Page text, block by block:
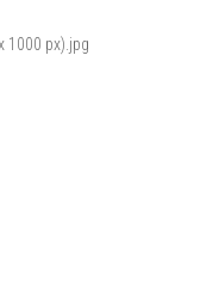
1000 px).jpg